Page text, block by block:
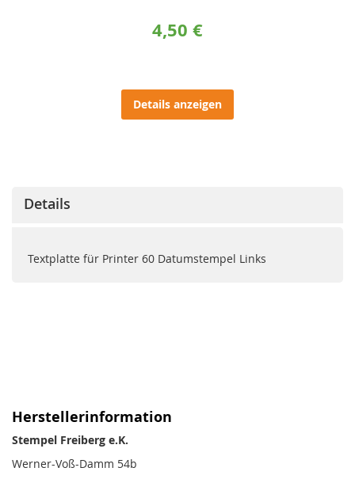
4,50 €
Details anzeigen
Details
Textplatte für Printer 60 Datumstempel Links
Herstellerinformation
Stempel Freiberg e.K.
Werner-Voß-Damm 54b